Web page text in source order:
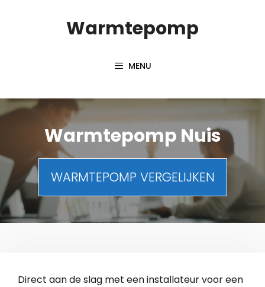
Warmtepomp
MENU
Warmtepomp Nuis
WARMTEPOMP VERGELIJKEN
Direct aan de slag met een installateur voor een